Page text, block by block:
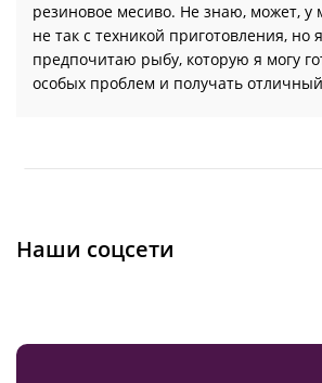
резиновое месиво. Не знаю, может, у
не так с техникой приготовления, но я
предпочитаю рыбу, которую я могу
особых проблем и получать отличный
Наши соцсети